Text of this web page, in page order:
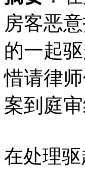
房客恶
的一起
惜请律
案到庭
在处理